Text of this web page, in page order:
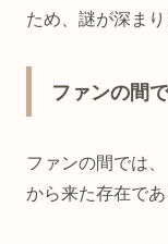
ため、謎が深まり
ファンの間
ファンの間では
から来た存在で